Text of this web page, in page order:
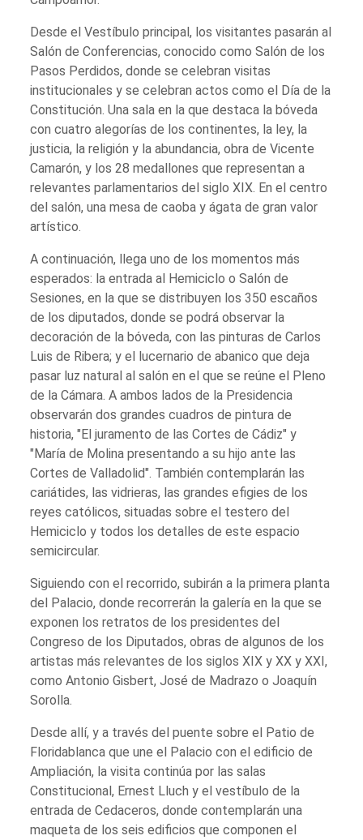
Desde el Vestíbulo principal, los visitantes pasarán al
Salón de Conferencias, conocido como Salón de los
Pasos Perdidos, donde se celebran visitas
institucionales y se celebran actos como el Día de la
Constitución. Una sala en la que destaca la bóveda
con cuatro alegorías de los continentes, la ley, la
justicia, la religión y la abundancia, obra de Vicente
Camarón, y los 28 medallones que representan a
relevantes parlamentarios del siglo XIX. En el centro
del salón, una mesa de caoba y ágata de gran valor
artístico.
A continuación, llega uno de los momentos más
esperados: la entrada al Hemiciclo o Salón de
Sesiones, en la que se distribuyen los 350 escaños
de los diputados, donde se podrá observar la
decoración de la bóveda, con las pinturas de Carlos
Luis de Ribera; y el lucernario de abanico que deja
pasar luz natural al salón en el que se reúne el Pleno
de la Cámara. A ambos lados de la Presidencia
observarán dos grandes cuadros de pintura de
historia, "El juramento de las Cortes de Cádiz" y
"María de Molina presentando a su hijo ante las
Cortes de Valladolid". También contemplarán las
cariátides, las vidrieras, las grandes efigies de los
reyes católicos, situadas sobre el testero del
Hemiciclo y todos los detalles de este espacio
semicircular.
Siguiendo con el recorrido, subirán a la primera planta
del Palacio, donde recorrerán la galería en la que se
exponen los retratos de los presidentes del
Congreso de los Diputados, obras de algunos de los
artistas más relevantes de los siglos XIX y XX y XXI,
como Antonio Gisbert, José de Madrazo o Joaquín
Sorolla.
Desde allí, y a través del puente sobre el Patio de
Floridablanca que une el Palacio con el edificio de
Ampliación, la visita continúa por las salas
Constitucional, Ernest Lluch y el vestíbulo de la
entrada de Cedaceros, donde contemplarán una
maqueta de los seis edificios que componen el